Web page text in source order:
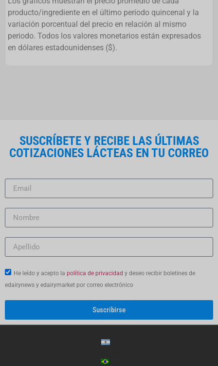
producto/ingrediente en el último período quincenal y la
variación porcentual del precio en relación al mismo
periodo. Todos los valores monetarios están expresados
en dólares estadounidenses ($).
SUSCRÍBETE Y RECIBE LAS ÚLTIMAS
COTIZACIONES LÁCTEAS EN TU CORREO
He leído y acepto la política de privacidad y deseo recibir boletines de
edairynews y edairymarket por correo electrónico
Suscribirse